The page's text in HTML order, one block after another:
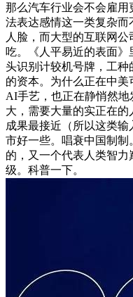
那么汽车行业会不会雇
法表达感情这一类复杂而
人脸，而大型的互联网
吃。《人平易近的表面
头识别计较机号牌，工
的资本。为什么正在中
AI手艺，也正在静悄然
大，需要大量的实正在
成果最接近（所以这类
市好一些。唱衰中国制
的，又一个代表人类智
级。科普一下。